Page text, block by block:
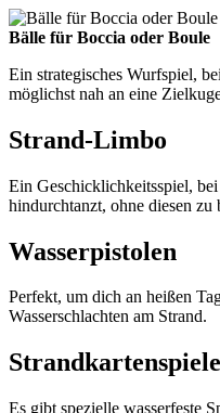
Bälle für Boccia oder Boule
Ein strategisches Wurfspiel,
möglichst nah an eine
Strand-Limbo
Ein Geschicklichkeitsspiel,
hindurchtanzt, ohne diesen zu
Wasserpistolen
Perfekt, um dich an heißen
Wasserschlachten am Strand.
Strandkartenspiele
Es gibt spezielle wasserfeste